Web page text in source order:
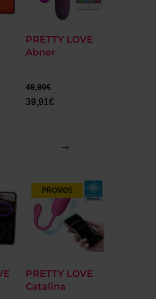
PRETTY LOVE
Abner
49,90€
39,91€
PROMOS
PRETTY LOVE
Catalina